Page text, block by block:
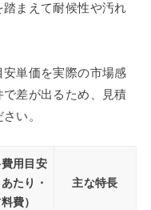
まえて耐候性や汚れ
単価を実際の市場感
差が出るため、見積
い。
用目安
あたり・
費）
主な特長